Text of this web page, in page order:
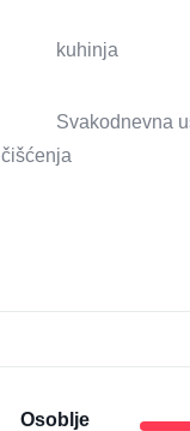
kuhinja
Svakodnevna
čišćenja
Osoblje